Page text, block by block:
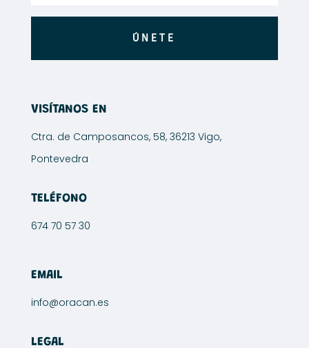
ÚNETE
VISÍTANOS EN
Ctra. de Camposancos, 58, 36213 Vigo,
Pontevedra
TELÉFONO
674 70 57 30
EMAIL
info@oracan.es
LEGAL